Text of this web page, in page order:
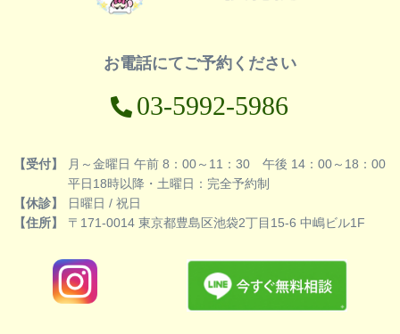
お電話にてご予約ください
03-5992-5986
【受付】
月～金曜日 午前 8：00～11：30 午後 14：00～18：00
平日18時以降・土曜日：完全予約制
【休診】
日曜日 / 祝日
【住所】
〒171-0014 東京都豊島区池袋2丁目15-6 中嶋ビル1F